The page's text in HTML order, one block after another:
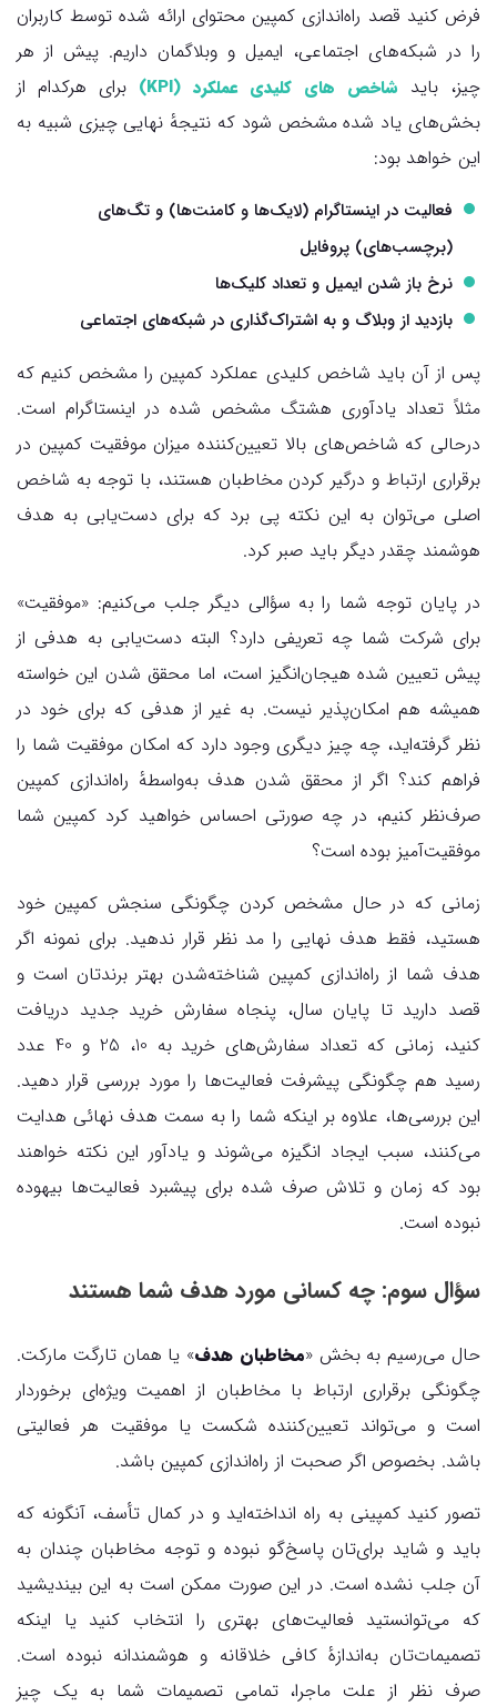
فرض کنید قصد راه‌اندازی کمپین محتوای ارائه شده توسط کاربران
را در شبکه‌های اجتماعی، ایمیل و وبلاگمان داریم. پیش از هر
چیز، باید شاخص های کلیدی عملکرد (KPI)
برای هرکدام از
بخش‌های یاد شده مشخص شود که نتیجهٔ نهایی چیزی شبیه به
این خواهد بود:
فعالیت در اینستاگرام (لایک‌ها و کامنت‌ها) و تگ‌های
(برچسب‌های) پروفایل
نرخ باز شدن ایمیل و تعداد کلیک‌­ها
بازدید از وبلاگ و به اشتراک‌گذاری در شبکه‌های اجتماعی
پس از آن باید شاخص کلیدی عملکرد کمپین را مشخص کنیم که
مثلاً تعداد یادآوری هشتگ مشخص شده در اینستاگرام است.
درحالی که شاخص‌های بالا تعیین‌کننده میزان موفقیت کمپین در
برقراری ارتباط و درگیر کردن مخاطبان هستند، با توجه به شاخص
اصلی می‌توان به این نکته پی برد که برای دست‌یابی به هدف
هوشمند چقدر دیگر باید صبر کرد.
در پایان توجه شما را به سؤالی دیگر جلب می‌کنیم: «موفقیت»
برای شرکت شما چه تعریفی دارد؟ البته دست‌یابی به هدفی از
پیش تعیین شده هیجان‌انگیز است، اما محقق شدن این خواسته
همیشه هم امکان‌پذیر نیست. به غیر از هدفی که برای خود در
نظر گرفته‌اید، چه چیز دیگری وجود دارد که امکان موفقیت شما را
فراهم کند؟ اگر از محقق شدن هدف به‌واسطهٔ راه‌اندازی کمپین
صرف‌نظر کنیم، در چه صورتی احساس خواهید کرد کمپین شما
موفقیت‌آمیز بوده است؟
زمانی که در حال مشخص کردن چگونگی سنجش کمپین خود
هستید، فقط هدف نهایی را مد نظر قرار ندهید. برای نمونه اگر
هدف شما از راه‌اندازی کمپین شناخته‌شدن بهتر برندتان است و
قصد دارید تا پایان سال، پنجاه سفارش خرید جدید دریافت
کنید، زمانی که تعداد سفارش‌های خرید به 10، 25 و 40 عدد
رسید هم چگونگی پیشرفت فعالیت‌ها را مورد بررسی قرار دهید.
این بررسی‌ها، علاوه بر اینکه شما را به سمت هدف نهائی هدایت
می‌کنند، سبب ایجاد انگیزه می‌شوند و یادآور این نکته خواهند
بود که زمان و تلاش صرف شده برای پیشبرد فعالیت‌ها بیهوده
نبوده است.
سؤال سوم: چه کسانی مورد هدف شما هستند
حال می‌رسیم به بخش «مخاطبان هدف» یا همان تارگت مارکت.
چگونگی برقراری ارتباط با مخاطبان از اهمیت ویژه‌ای برخوردار
است و می‌تواند تعیین‌کننده شکست یا موفقیت هر فعالیتی
باشد. بخصوص اگر صحبت از راه‌اندازی کمپین باشد.
تصور کنید کمپینی به راه انداخته‌اید و در کمال تأسف، آنگونه که
باید و شاید برای‌تان پاسخ‌گو نبوده و توجه مخاطبان چندان به
آن جلب نشده است. در این صورت ممکن است به این بیندیشید
که می‌توانستید فعالیت‌های بهتری را انتخاب کنید یا اینکه
تصمیمات‌تان به‌اندازهٔ کافی خلاقانه و هوشمندانه نبوده است.
صرف نظر از علت ماجرا، تمامی تصمیمات شما به یک چیز